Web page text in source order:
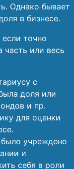
Однако бывает
в бизнесе.
точно
часть или весь
с
доля или
и пр.
для оценки
учреждено
и
себя в роли